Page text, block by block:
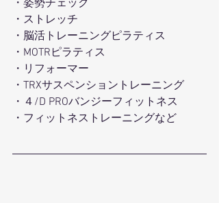
・姿勢チェック
・ストレッチ
・脳活トレーニングピラティス
・MOTRピラティス
・リフォーマー
・TRXサスペンショントレーニング
・４/D PROバンジーフィットネス
・フィットネストレーニングなど